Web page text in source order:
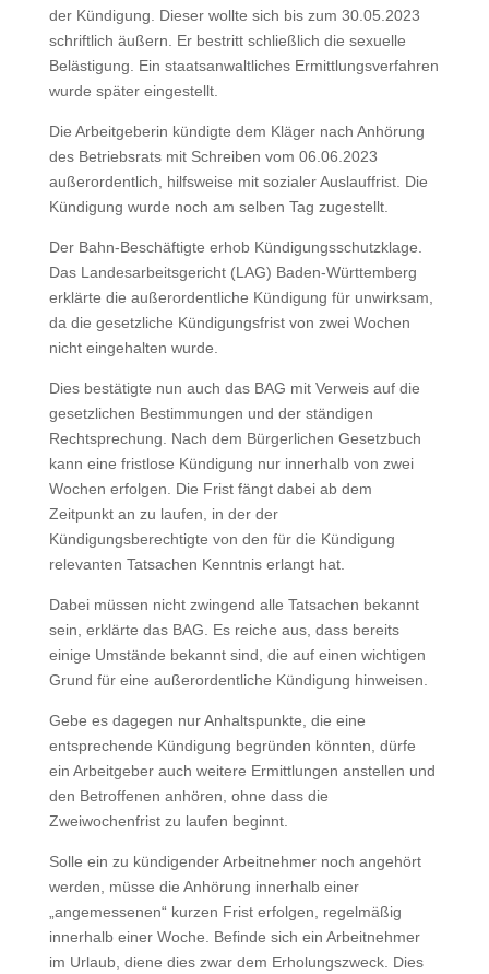
der Kündigung. Dieser wollte sich bis zum 30.05.2023
schriftlich äußern. Er bestritt schließlich die sexuelle
Belästigung. Ein staatsanwaltliches Ermittlungsverfahren
wurde später eingestellt.
Die Arbeitgeberin kündigte dem Kläger nach Anhörung
des Betriebsrats mit Schreiben vom 06.06.2023
außerordentlich, hilfsweise mit sozialer Auslauffrist. Die
Kündigung wurde noch am selben Tag zugestellt.
Der Bahn-Beschäftigte erhob Kündigungsschutzklage.
Das Landesarbeitsgericht (LAG) Baden-Württemberg
erklärte die außerordentliche Kündigung für unwirksam,
da die gesetzliche Kündigungsfrist von zwei Wochen
nicht eingehalten wurde.
Dies bestätigte nun auch das BAG mit Verweis auf die
gesetzlichen Bestimmungen und der ständigen
Rechtsprechung. Nach dem Bürgerlichen Gesetzbuch
kann eine fristlose Kündigung nur innerhalb von zwei
Wochen erfolgen. Die Frist fängt dabei ab dem
Zeitpunkt an zu laufen, in der der
Kündigungsberechtigte von den für die Kündigung
relevanten Tatsachen Kenntnis erlangt hat.
Dabei müssen nicht zwingend alle Tatsachen bekannt
sein, erklärte das BAG. Es reiche aus, dass bereits
einige Umstände bekannt sind, die auf einen wichtigen
Grund für eine außerordentliche Kündigung hinweisen.
Gebe es dagegen nur Anhaltspunkte, die eine
entsprechende Kündigung begründen könnten, dürfe
ein Arbeitgeber auch weitere Ermittlungen anstellen und
den Betroffenen anhören, ohne dass die
Zweiwochenfrist zu laufen beginnt.
Solle ein zu kündigender Arbeitnehmer noch angehört
werden, müsse die Anhörung innerhalb einer
„angemessenen“ kurzen Frist erfolgen, regelmäßig
innerhalb einer Woche. Befinde sich ein Arbeitnehmer
im Urlaub, diene dies zwar dem Erholungszweck. Dies